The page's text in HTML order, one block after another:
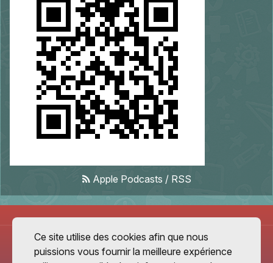
Apple Podcasts / RSS
Ce site utilise des cookies afin que nous
puissions vous fournir la meilleure expérience